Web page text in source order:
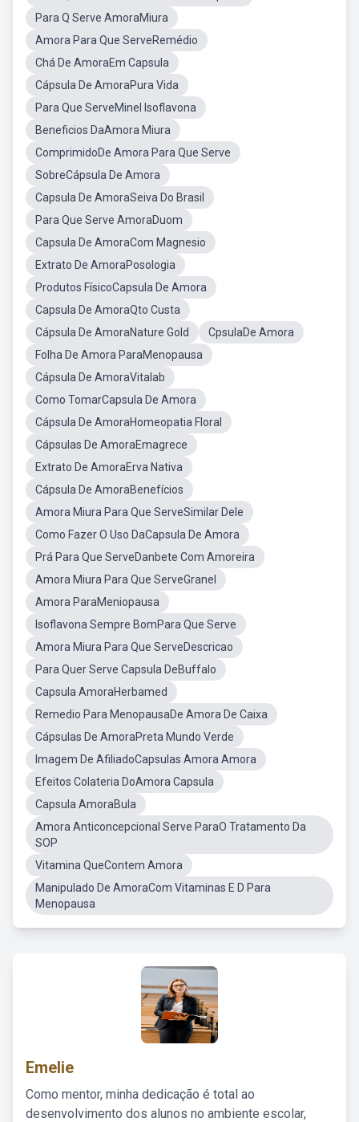
Para Q Serve AmoraMiura
Amora Para Que ServeRemédio
Chá De AmoraEm Capsula
Cápsula De AmoraPura Vida
Para Que ServeMinel Isoflavona
Beneficios DaAmora Miura
ComprimidoDe Amora Para Que Serve
SobreCápsula De Amora
Capsula De AmoraSeiva Do Brasil
Para Que Serve AmoraDuom
Capsula De AmoraCom Magnesio
Extrato De AmoraPosologia
Produtos FísicoCapsula De Amora
Capsula De AmoraQto Custa
Cápsula De AmoraNature Gold
CpsulaDe Amora
Folha De Amora ParaMenopausa
Cápsula De AmoraVitalab
Como TomarCapsula De Amora
Cápsula De AmoraHomeopatia Floral
Cápsulas De AmoraEmagrece
Extrato De AmoraErva Nativa
Cápsula De AmoraBenefícios
Amora Miura Para Que ServeSimilar Dele
Como Fazer O Uso DaCapsula De Amora
Prá Para Que ServeDanbete Com Amoreira
Amora Miura Para Que ServeGranel
Amora ParaMeniopausa
Isoflavona Sempre BomPara Que Serve
Amora Miura Para Que ServeDescricao
Para Quer Serve Capsula DeBuffalo
Capsula AmoraHerbamed
Remedio Para MenopausaDe Amora De Caixa
Cápsulas De AmoraPreta Mundo Verde
Imagem De AfiliadoCapsulas Amora Amora
Efeitos Colateria DoAmora Capsula
Capsula AmoraBula
Amora Anticoncepcional Serve ParaO Tratamento Da
SOP
Vitamina QueContem Amora
Manipulado De AmoraCom Vitaminas E D Para
Menopausa
Emelie
Como mentor, minha dedicação é total ao
desenvolvimento dos alunos no ambiente escolar,